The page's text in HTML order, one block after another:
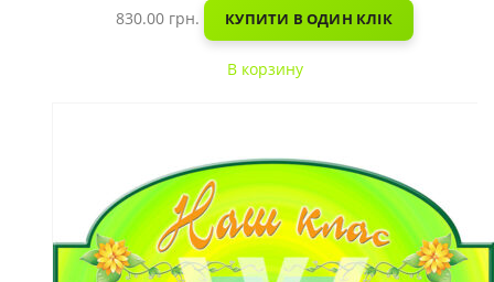
830.00 грн. КУПИТИ В ОДИН КЛІК
В корзину